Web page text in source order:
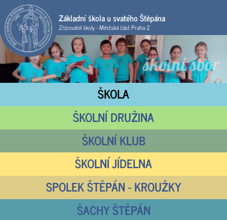
Základní škola u svatého Štěpána
Zřizovatel školy - Městská část Praha 2
ŠKOLA
ŠKOLNÍ DRUŽINA
ŠKOLNÍ KLUB
ŠKOLNÍ JÍDELNA
SPOLEK ŠTĚPÁN - KROUŽKY
ŠACHY ŠTĚPÁN